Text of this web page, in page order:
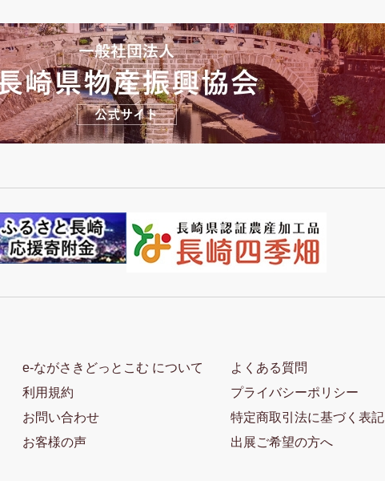
e-ながさきどっとこむ について
利用規約
お問い合わせ
お客様の声
よくある質問
プライバシーポリシー
特定商取引法に基づく表記
出展ご希望の方へ